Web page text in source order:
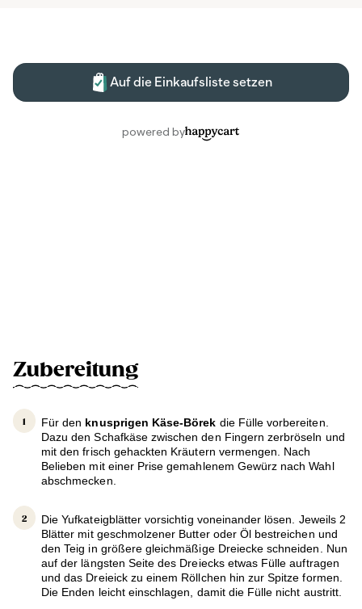
Zubereitung
Für den knusprigen Käse-Börek die Fülle vorbereiten.
Dazu den Schafkäse zwischen den Fingern zerbröseln und
mit den frisch gehackten Kräutern vermengen. Nach
Belieben mit einer Prise gemahlenem Gewürz nach Wahl
abschmecken.
Die Yufkateigblätter vorsichtig voneinander lösen. Jeweils 2
Blätter mit geschmolzener Butter oder Öl bestreichen und
den Teig in größere gleichmäßige Dreiecke schneiden. Nun
auf der längsten Seite des Dreiecks etwas Fülle auftragen
und das Dreieick zu einem Röllchen hin zur Spitze formen.
Die Enden leicht einschlagen, damit die Fülle nicht austritt.